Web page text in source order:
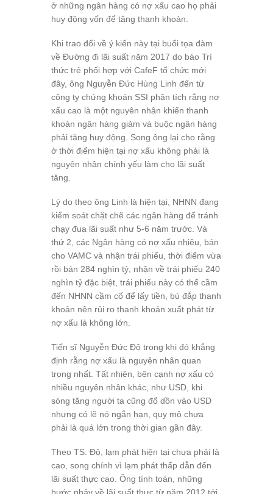
ở những ngân hàng có nợ xấu cao họ phải
huy động vốn để tăng thanh khoản.
Khi trao đổi về ý kiến này tại buổi tọa đàm
về Đường đi lãi suất năm 2017 do báo Trí
thức trẻ phối hợp với CafeF tổ chức mới
đây, ông Nguyễn Đức Hùng Linh đến từ
công ty chứng khoán SSI phân tích rằng nợ
xấu cao là một nguyên nhân khiến thanh
khoản ngân hàng giảm và buộc ngân hàng
phải tăng huy động. Song ông lại cho rằng
ở thời điểm hiện tại nợ xấu không phải là
nguyên nhân chính yếu làm cho lãi suất
tăng.
Lý do theo ông Linh là hiện tại, NHNN đang
kiểm soát chặt chẽ các ngân hàng để tránh
chạy đua lãi suất như 5-6 năm trước. Và
thứ 2, các Ngân hàng có nợ xấu nhiêu, bán
cho VAMC và nhận trái phiếu, thời điểm vừa
rồi bán 284 nghìn tỷ, nhận về trái phiếu 240
nghìn tỷ đặc biệt, trái phiếu này có thể cầm
đến NHNN cầm cố để lấy tiền, bù đắp thanh
khoản nên rủi ro thanh khoản xuất phát từ
nợ xấu là không lớn.
Tiến sĩ Nguyễn Đức Độ trong khi đó khẳng
định rằng nợ xấu là nguyên nhân quan
trọng nhất. Tất nhiên, bên cạnh nợ xấu có
nhiều nguyên nhân khác, như USD, khi
sóng tăng người ta cũng đổ dồn vào USD
nhưng có lẽ nó ngắn hạn, quy mô chưa
phải là quá lớn trong thời gian gần đây.
Theo TS. Độ, lạm phát hiện tại chưa phải là
cao, song chính vì lạm phát thấp dẫn đến
lãi suất thực cao. Ông tính toán, những